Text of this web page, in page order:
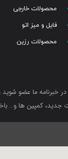
محصولات خارجی
فایل و میز اتو
محصولات رزین
خبرنامه ما عضو شوید
کمپین ها و…